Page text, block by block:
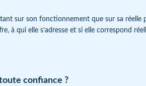
sur son fonctionnement que sur sa réelle
à qui elle s’adresse et si elle correspond
confiance ?